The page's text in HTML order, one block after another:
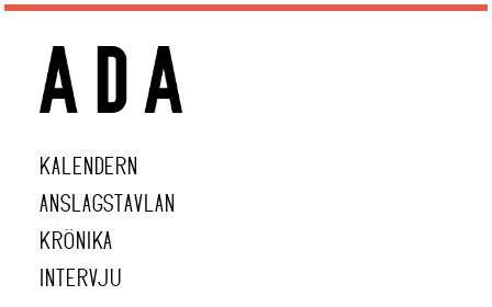
KALENDERN
ANSLAGSTAVLAN
KRÖNIKA
INTERVJU